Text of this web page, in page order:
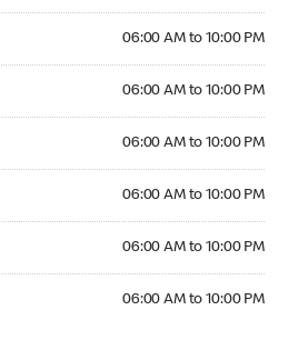
06:00 AM to 10:00 PM
06:00 AM to 10:00 PM
06:00 AM to 10:00 PM
06:00 AM to 10:00 PM
06:00 AM to 10:00 PM
06:00 AM to 10:00 PM